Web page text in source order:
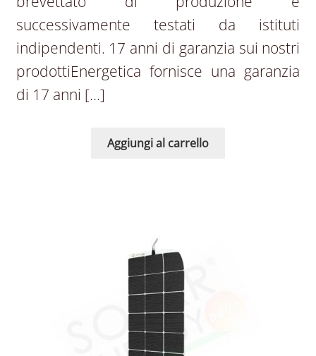
successivamente testati da istituti
indipendenti. 17 anni di garanzia sui nostri
prodottiEnergetica fornisce una garanzia
di 17 anni […]
Aggiungi al carrello